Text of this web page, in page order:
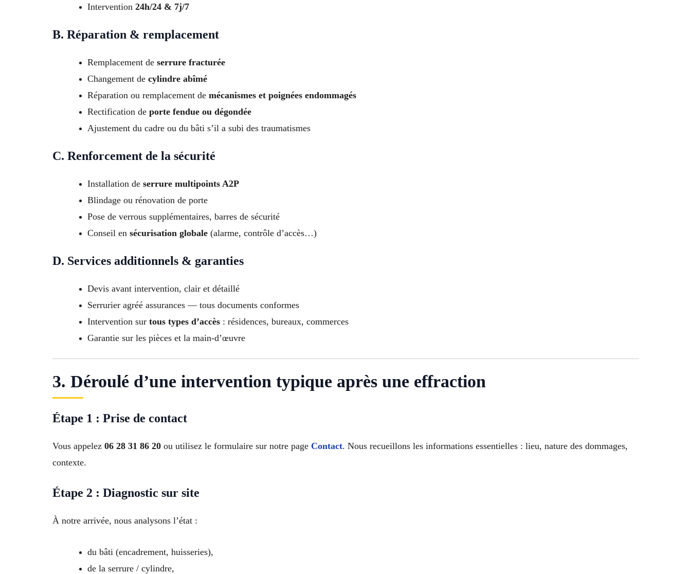
Intervention 24h/24 & 7j/7
B. Réparation & remplacement
Remplacement de serrure fracturée
Changement de cylindre abîmé
Réparation ou remplacement de mécanismes et poignées endommagés
Rectification de porte fendue ou dégondée
Ajustement du cadre ou du bâti s’il a subi des traumatismes
C. Renforcement de la sécurité
Installation de serrure multipoints A2P
Blindage ou rénovation de porte
Pose de verrous supplémentaires, barres de sécurité
Conseil en sécurisation globale (alarme, contrôle d’accès…)
D. Services additionnels & garanties
Devis avant intervention, clair et détaillé
Serrurier agréé assurances — tous documents conformes
Intervention sur tous types d’accès : résidences, bureaux, commerces
Garantie sur les pièces et la main-d’œuvre
3. Déroulé d’une intervention typique après une effraction
Étape 1 : Prise de contact
Vous appelez 06 28 31 86 20 ou utilisez le formulaire sur notre page Contact. Nous recueillons les informations essentielles : lieu, nature des dommages,
contexte.
Étape 2 : Diagnostic sur site
À notre arrivée, nous analysons l’état :
du bâti (encadrement, huisseries),
de la serrure / cylindre,